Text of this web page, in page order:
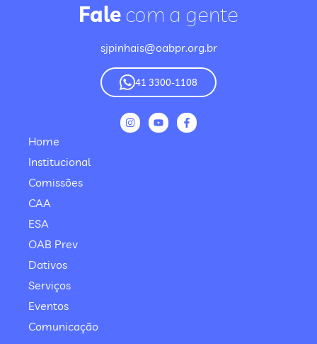
Fale com a gente
sjpinhais@oabpr.org.br
41 3300-1108
Home
Institucional
Comissões
CAA
ESA
OAB Prev
Dativos
Serviços
Eventos
Comunicação